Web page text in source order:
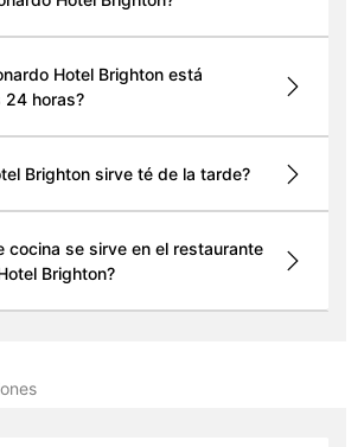
Hotel Brighton está
24 horas?
Brighton sirve té de la tarde?
cocina se sirve en el restaurante
Brighton?